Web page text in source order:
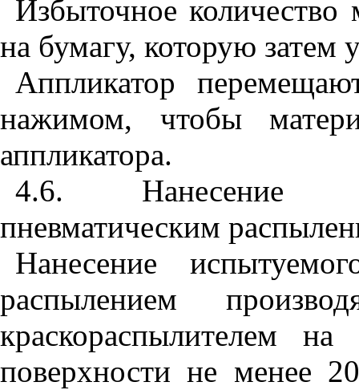
Избыточное количество
на бумагу, которую затем
Аппликатор
нажимом, чтобы
аппликатора.
4.6. Нанесение
пневматическим
Нанесение
распылением
краскораспылителем на
поверхности не менее